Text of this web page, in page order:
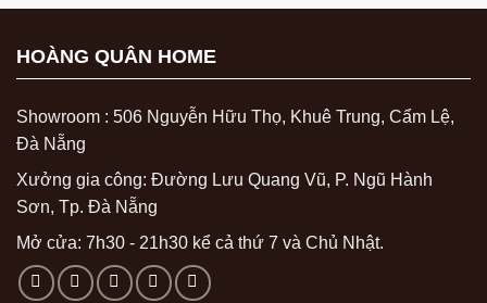
HOÀNG QUÂN HOME
Showroom : 506 Nguyễn Hữu Thọ, Khuê Trung, Cẩm Lệ,
Đà Nẵng
Xưởng gia công: Đường Lưu Quang Vũ, P. Ngũ Hành
Sơn, Tp. Đà Nẵng
Mở cửa: 7h30 - 21h30 kể cả thứ 7 và Chủ Nhật.